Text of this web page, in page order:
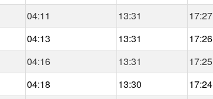
04:11 13:31 17:27
04:13 13:31 17:26
04:16 13:31 17:25
04:18 13:30 17:24